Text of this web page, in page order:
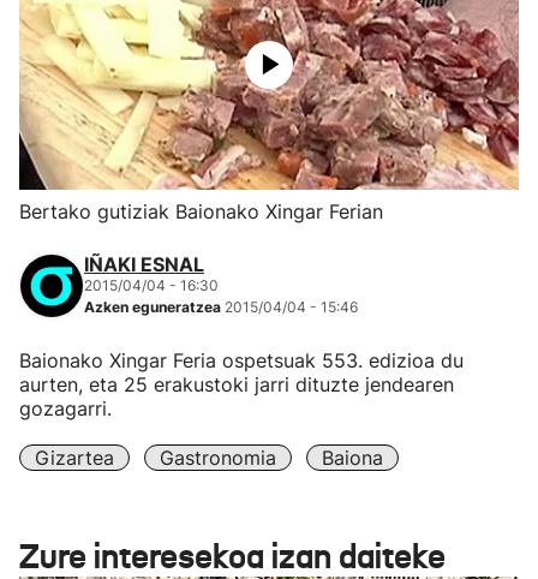
Bertako gutiziak Baionako Xingar Ferian
IÑAKI ESNAL
2015/04/04 - 16:30
Azken eguneratzea 2015/04/04 - 15:46
Baionako Xingar Feria ospetsuak 553. edizioa du
aurten, eta 25 erakustoki jarri dituzte jendearen
gozagarri.
Gizartea Gastronomia Baiona
Zure interesekoa izan daiteke